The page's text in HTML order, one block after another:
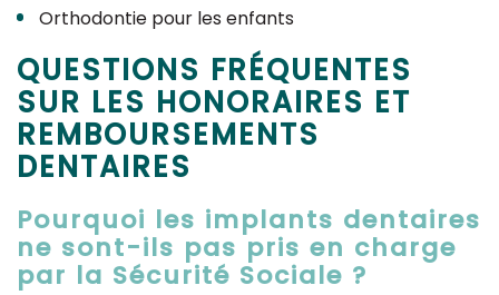
Orthodontie pour les enfants
QUESTIONS FRÉQUENTES
SUR LES HONORAIRES ET
REMBOURSEMENTS
DENTAIRES
Pourquoi les implants dentaires
ne sont-ils pas pris en charge
par la Sécurité Sociale ?